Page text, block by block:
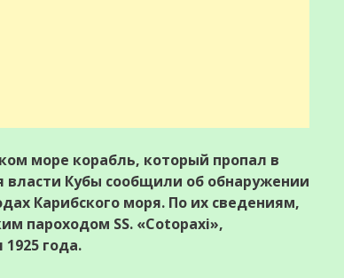
море корабль, который пропал в
власти Кубы сообщили об обнаружении
Карибского моря. По их сведениям,
пароходом SS. «Cotopaxi»,
года.